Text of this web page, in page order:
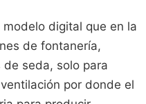
digital que en la
de fontanería,
seda, solo para
por donde el